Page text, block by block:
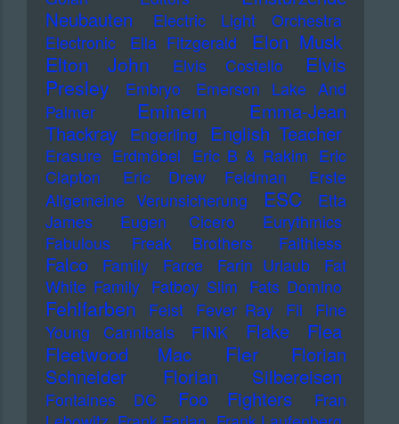
Neubauten
Electric Light Orchestra
Electronic
Ella Fitzgerald Elon Musk
Elton John Elvis Costello
Elvis
Presley
Embryo
Emerson Lake And
Palmer
Eminem
Emma-Jean
Thackray
Engerling English Teacher
Erasure Erdmöbel Eric B & Rakim Eric
Clapton
Eric Drew Feldman
Erste
Allgemeine Verunsicherung
ESC
Etta
James
Eugen Cicero
Eurythmics
Fabulous Freak Brothers
Faithless
Falco Family Farce Farin Urlaub
Fat
White Family Fatboy Slim Fats Domino
Fehlfarben Feist Fever Ray Fil
Fine
Young Cannibals
FINK Flake
Flea
Fleetwood Mac
Fler
Florian
Schneider
Florian Silbereisen
Fontaines DC Foo Fighters
Fran